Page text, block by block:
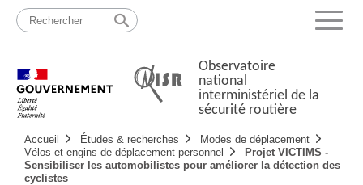
Passer
contenu
Menu
Observatoire
national
interministériel de la
sécurité routière
principale
Accueil Études & recherches
Modes de déplacement
Vélos et engins de déplacement personnel
Projet VICTIMS -
Sensibiliser les automobilistes pour améliorer la détection des
cyclistes